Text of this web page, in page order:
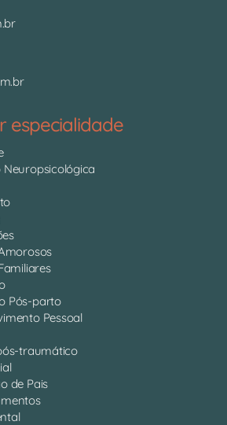
especialidade
Neuropsicológica
Pós-parto
Pessoal
traumático
de Pais